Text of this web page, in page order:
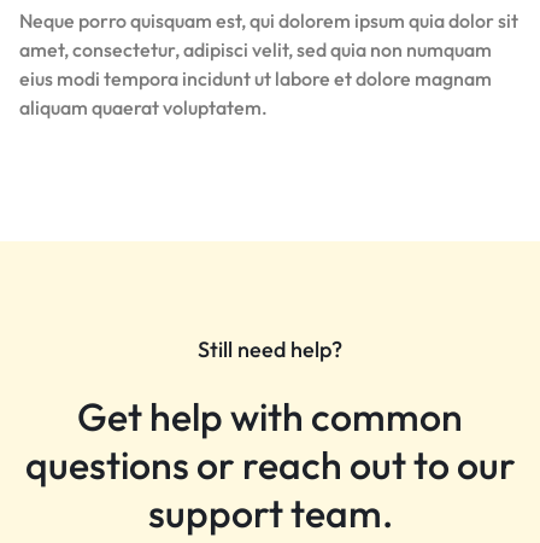
Neque porro quisquam est, qui dolorem ipsum quia dolor sit
amet, consectetur, adipisci velit, sed quia non numquam
eius modi tempora incidunt ut labore et dolore magnam
aliquam quaerat voluptatem.
Still need help?
Get help with common
questions or reach out to our
support team.